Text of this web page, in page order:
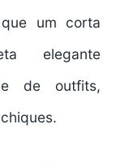
um corta
elegante
de outfits,